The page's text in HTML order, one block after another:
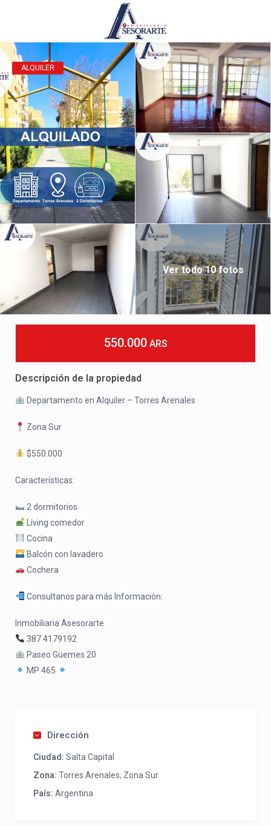
ALQUILER
Ver todo 10 fotos
550.000ARS
Descripción de la propiedad
Departamento en Alquiler – Torres Arenales
Zona Sur
$550.000
Características:
2 dormitorios
Living comedor
Cocina
Balcón con lavadero
Cochera
Consultanos para más Información:
Inmobiliaria Asesorarte
387 4179192
Paseo Güemes 20
MP 465
Dirección
Ciudad: Salta Capital
Zona: Torres Arenales, Zona Sur
País: Argentina